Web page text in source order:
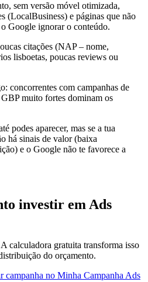
sem versão móvel otimizada,
(LocalBusiness) e páginas que não
Google ignorar o conteúdo.
citações (NAP – nome,
lisboetas, poucas reviews ou
concorrentes com campanhas de
muito fortes dominam os
podes aparecer, mas se a tua
há sinais de valor (baixa
e o Google não te favorece a
investir em Ads
calculadora gratuita transforma isso
do orçamento.
campanha no Minha Campanha Ads